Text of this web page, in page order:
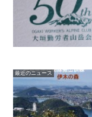
最近のニュース